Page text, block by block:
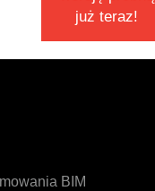
już teraz!
BIM